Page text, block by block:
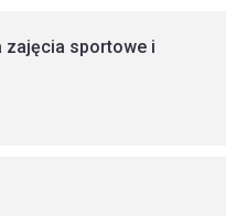
zajęcia sportowe i